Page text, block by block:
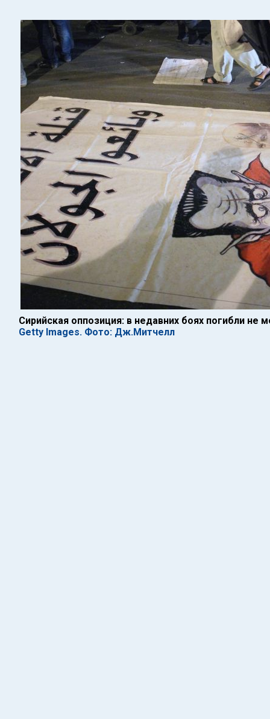
Сирийская оппозиция: в недавних боях погибли не
Getty Images. Фото: Дж.Митчелл